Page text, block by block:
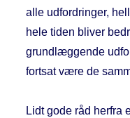
alle udfordringer,
hele tiden bliver
grundlæggende
fortsat være de
Lidt gode råd herfra